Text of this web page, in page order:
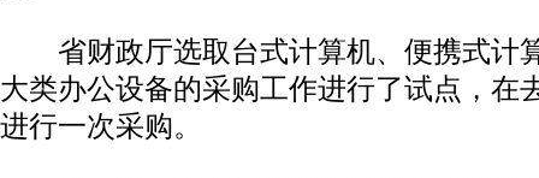
省财政厅选取台式计算机、便携式计
大类办公设备的采购工作进行了试点，在
进行一次采购。